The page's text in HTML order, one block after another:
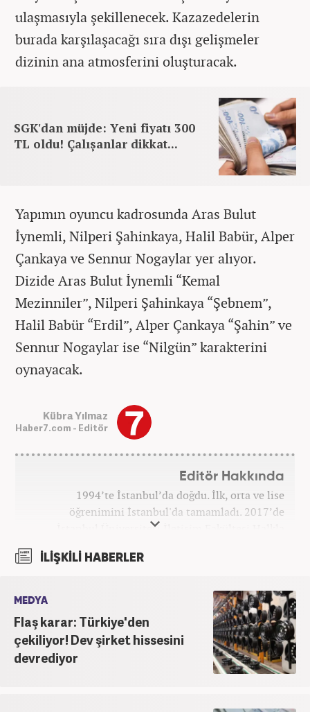
ulaşmasıyla şekillenecek. Kazazedelerin
burada karşılaşacağı sıra dışı gelişmeler
dizinin ana atmosferini oluşturacak.
SGK'dan müjde: Yeni fiyatı 300
TL oldu! Çalışanlar dikkat...
Yapımın oyuncu kadrosunda Aras Bulut
İynemli, Nilperi Şahinkaya, Halil Babür, Alper
Çankaya ve Sennur Nogaylar yer alıyor.
Dizide Aras Bulut İynemli “Kemal
Mezinniler”, Nilperi Şahinkaya “Şebnem”,
Halil Babür “Erdil”, Alper Çankaya “Şahin” ve
Sennur Nogaylar ise “Nilgün” karakterini
oynayacak.
Kübra Yılmaz
Haber7.com - Editör
Editör Hakkında
1994’te İstanbul’da doğdu. İlk, orta ve lise
öğrenimini İstanbul'da tamamladı. 2017’de
İstanbul Üniversitesi İletişim Fakültesi Halkla
2017’den beri Kanal7 Medya Grubu’na bağlı
etmektedir.
İLİŞKİLİ HABERLER
MEDYA
Flaş karar: Türkiye'den
çekiliyor! Dev şirket hissesini
devrediyor